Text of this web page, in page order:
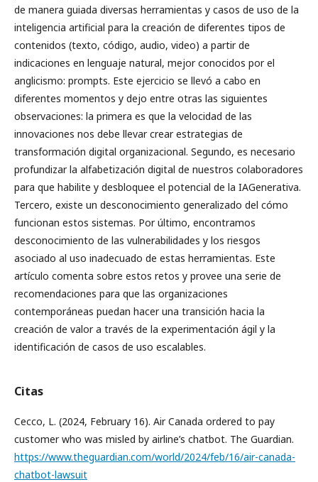
de manera guiada diversas herramientas y casos de uso de la
inteligencia artificial para la creación de diferentes tipos de
contenidos (texto, código, audio, video) a partir de
indicaciones en lenguaje natural, mejor conocidos por el
anglicismo: prompts. Este ejercicio se llevó a cabo en
diferentes momentos y dejo entre otras las siguientes
observaciones: la primera es que la velocidad de las
innovaciones nos debe llevar crear estrategias de
transformación digital organizacional. Segundo, es necesario
profundizar la alfabetización digital de nuestros colaboradores
para que habilite y desbloquee el potencial de la IAGenerativa.
Tercero, existe un desconocimiento generalizado del cómo
funcionan estos sistemas. Por último, encontramos
desconocimiento de las vulnerabilidades y los riesgos
asociado al uso inadecuado de estas herramientas. Este
artículo comenta sobre estos retos y provee una serie de
recomendaciones para que las organizaciones
contemporáneas puedan hacer una transición hacia la
creación de valor a través de la experimentación ágil y la
identificación de casos de uso escalables.
Citas
Cecco, L. (2024, February 16). Air Canada ordered to pay
customer who was misled by airline’s chatbot. The Guardian.
https://www.theguardian.com/world/2024/feb/16/air-canada-
chatbot-lawsuit